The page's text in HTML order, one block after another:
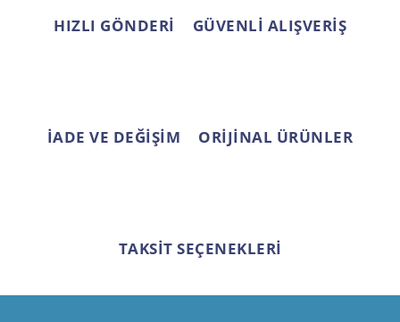
HIZLI GÖNDERİ GÜVENLİ ALIŞVERİŞ
İADE VE DEĞİŞİM ORİJİNAL ÜRÜNLER
TAKSİT SEÇENEKLERİ